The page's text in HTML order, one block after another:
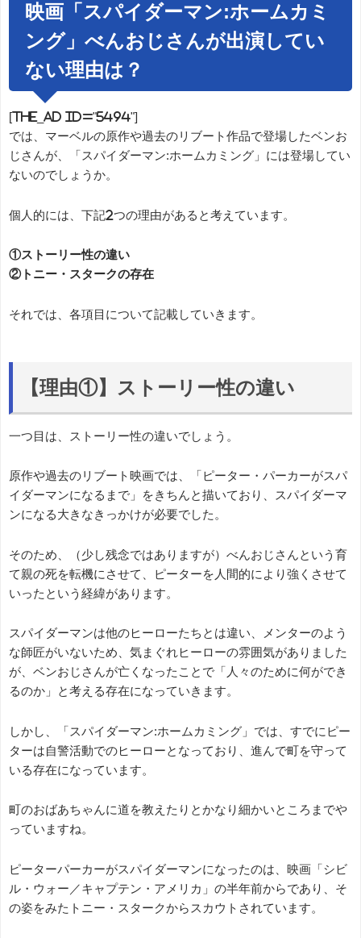
映画「スパイダーマン:ホームカミ
ング」べんおじさんが出演してい
ない理由は？
[the_ad id="5494"]
では、マーベルの原作や過去のリブート作品で登場したベンお
じさんが、「スパイダーマン:ホームカミング」には登場してい
ないのでしょうか。
個人的には、下記2つの理由があると考えています。
①ストーリー性の違い
②トニー・スタークの存在
それでは、各項目について記載していきます。
【理由①】ストーリー性の違い
一つ目は、ストーリー性の違いでしょう。
原作や過去のリブート映画では、「ピーター・パーカーがスパ
イダーマンになるまで」をきちんと描いており、スパイダーマ
ンになる大きなきっかけが必要でした。
そのため、（少し残念ではありますが）べんおじさんという育
て親の死を転機にさせて、ピーターを人間的により強くさせて
いったという経緯があります。
スパイダーマンは他のヒーローたちとは違い、メンターのよう
な師匠がいないため、気まぐれヒーローの雰囲気がありました
が、ベンおじさんが亡くなったことで「人々のために何ができ
るのか」と考える存在になっていきます。
しかし、「スパイダーマン:ホームカミング」では、すでにピー
ターは自警活動でのヒーローとなっており、進んで町を守って
いる存在になっています。
町のおばあちゃんに道を教えたりとかなり細かいところまでや
っていますね。
ピーターパーカーがスパイダーマンになったのは、映画「シビ
ル・ウォー／キャプテン・アメリカ」の半年前からであり、そ
の姿をみたトニー・スタークからスカウトされています。